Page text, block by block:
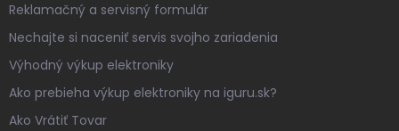
Reklamačný a servisný formulár
Nechajte si naceniť servis svojho zariadenia
Výhodný výkup elektroniky
Ako prebieha výkup elektroniky na iguru.sk?
Ako Vrátiť Tovar